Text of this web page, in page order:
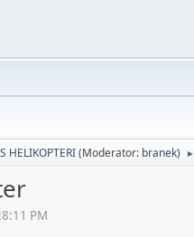
HELIKOPTERI(Moderator: branek) ►
PM